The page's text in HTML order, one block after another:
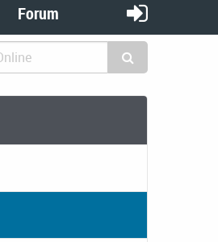
Forum